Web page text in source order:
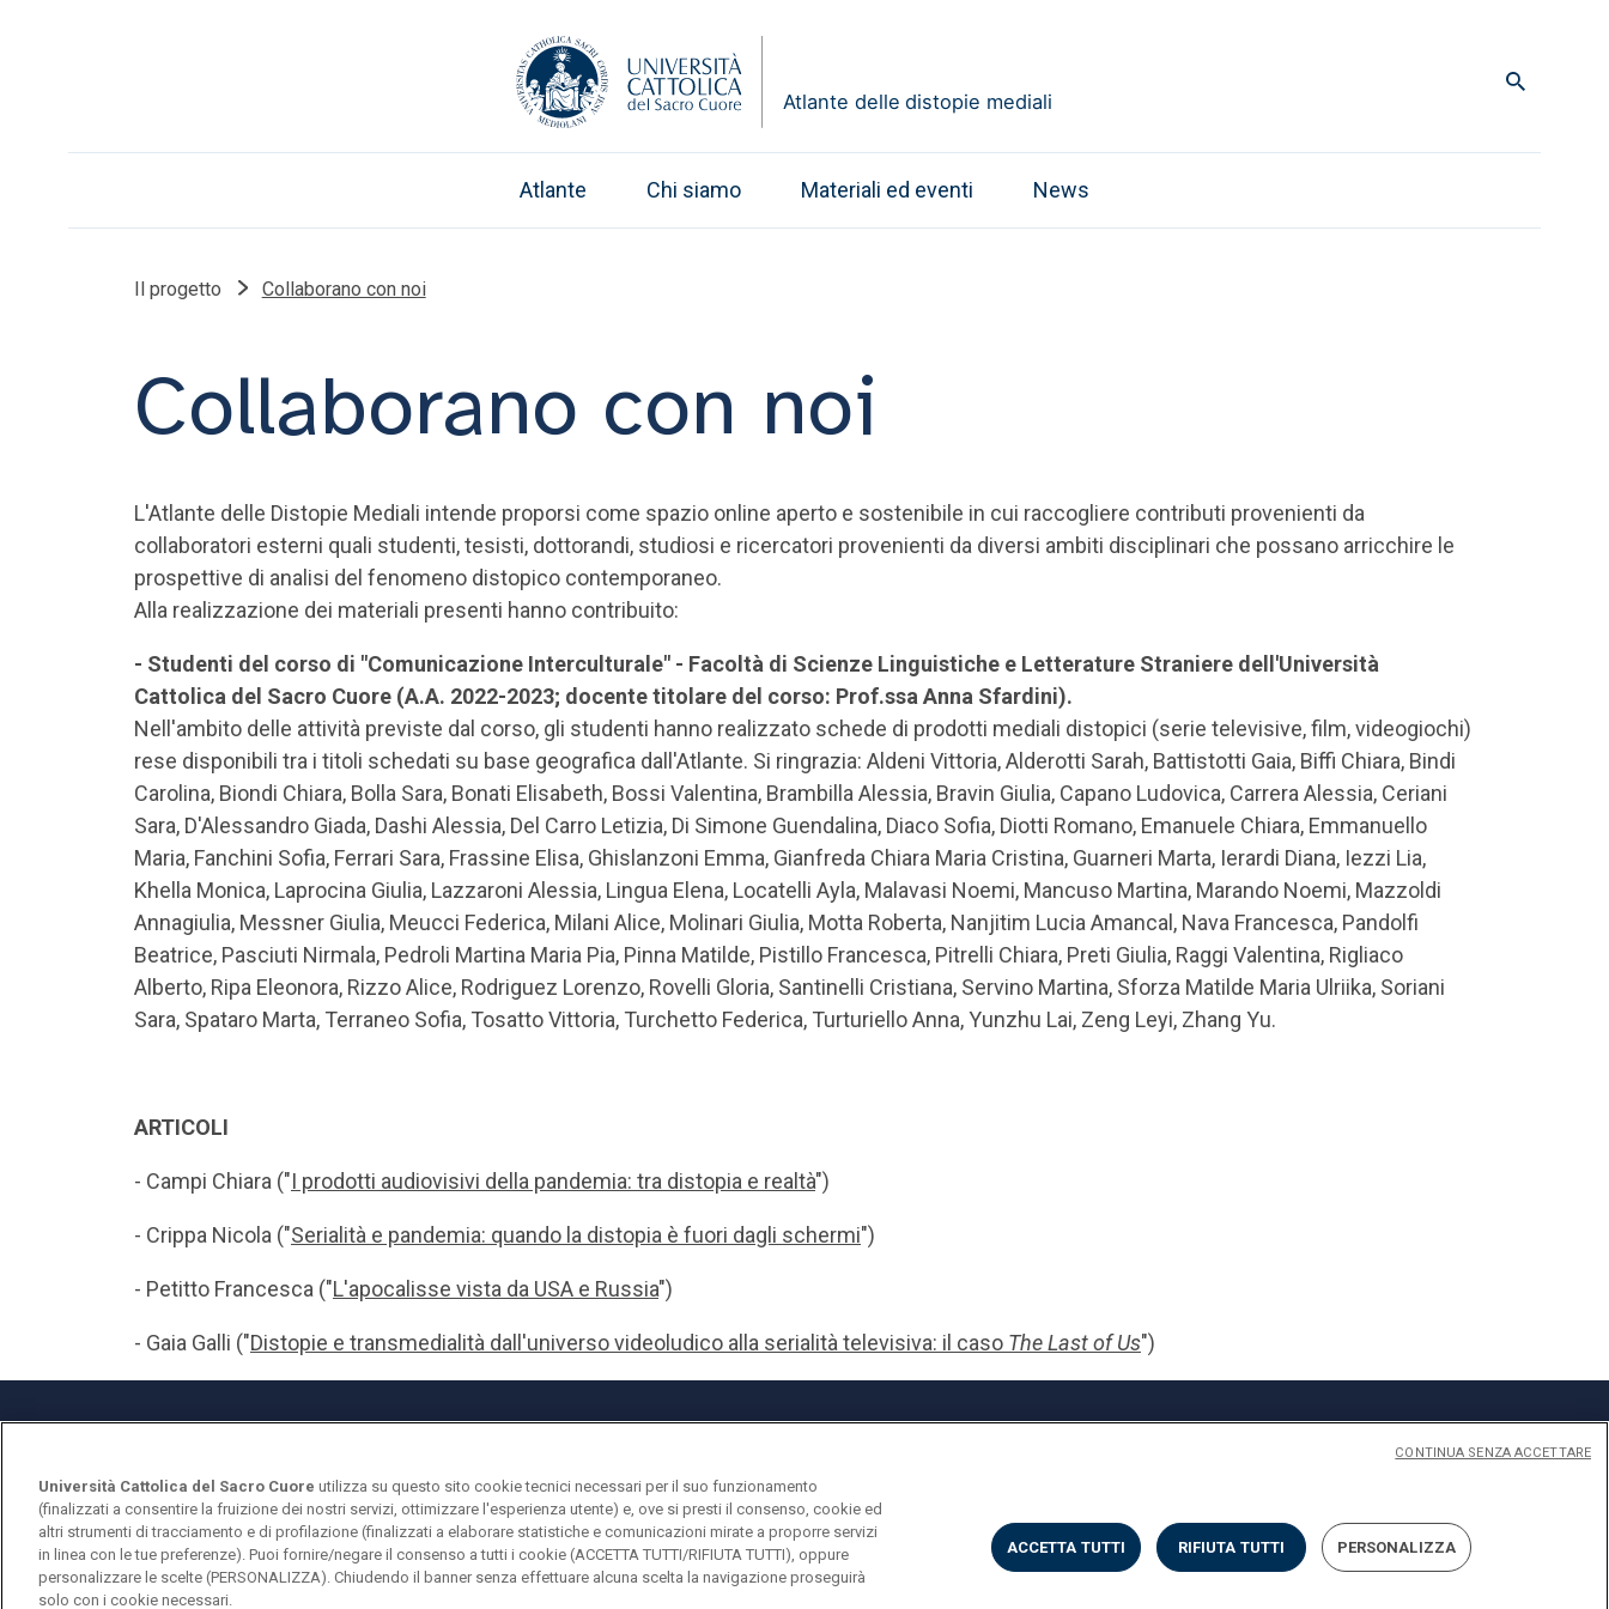
Atlante Chi siamo Materiali ed eventi News
Il progetto Collaborano con noi
Collaborano con noi
L'Atlante delle Distopie Mediali intende proporsi come spazio online aperto e sostenibile in cui raccogliere contributi provenienti da
collaboratori esterni quali studenti, tesisti, dottorandi, studiosi e ricercatori provenienti da diversi ambiti disciplinari che possano arricchire le
prospettive di analisi del fenomeno distopico contemporaneo.
Alla realizzazione dei materiali presenti hanno contribuito:
- Studenti del corso di "Comunicazione Interculturale" - Facoltà di Scienze Linguistiche e Letterature Straniere dell'Università
Cattolica del Sacro Cuore (A.A. 2022-2023; docente titolare del corso: Prof.ssa Anna Sfardini).
Nell'ambito delle attività previste dal corso, gli studenti hanno realizzato schede di prodotti mediali distopici (serie televisive, film, videogiochi)
rese disponibili tra i titoli schedati su base geografica dall'Atlante. Si ringrazia: Aldeni Vittoria, Alderotti Sarah, Battistotti Gaia, Biffi Chiara, Bindi
Carolina, Biondi Chiara, Bolla Sara, Bonati Elisabeth, Bossi Valentina, Brambilla Alessia, Bravin Giulia, Capano Ludovica, Carrera Alessia, Ceriani
Sara, D'Alessandro Giada, Dashi Alessia, Del Carro Letizia, Di Simone Guendalina, Diaco Sofia, Diotti Romano, Emanuele Chiara, Emmanuello
Maria, Fanchini Sofia, Ferrari Sara, Frassine Elisa, Ghislanzoni Emma, Gianfreda Chiara Maria Cristina, Guarneri Marta, Ierardi Diana, Iezzi Lia,
Khella Monica, Laprocina Giulia, Lazzaroni Alessia, Lingua Elena, Locatelli Ayla, Malavasi Noemi, Mancuso Martina, Marando Noemi, Mazzoldi
Annagiulia, Messner Giulia, Meucci Federica, Milani Alice, Molinari Giulia, Motta Roberta, Nanjitim Lucia Amancal, Nava Francesca, Pandolfi
Beatrice, Pasciuti Nirmala, Pedroli Martina Maria Pia, Pinna Matilde, Pistillo Francesca, Pitrelli Chiara, Preti Giulia, Raggi Valentina, Rigliaco
Alberto, Ripa Eleonora, Rizzo Alice, Rodriguez Lorenzo, Rovelli Gloria, Santinelli Cristiana, Servino Martina, Sforza Matilde Maria Ulriika, Soriani
Sara, Spataro Marta, Terraneo Sofia, Tosatto Vittoria, Turchetto Federica, Turturiello Anna, Yunzhu Lai, Zeng Leyi, Zhang Yu.
ARTICOLI
- Campi Chiara ("I prodotti audiovisivi della pandemia: tra distopia e realtà")
- Crippa Nicola ("Serialità e pandemia: quando la distopia è fuori dagli schermi")
- Petitto Francesca ("L'apocalisse vista da USA e Russia")
- Gaia Galli ("Distopie e transmedialità dall'universo videoludico alla serialità televisiva: il caso The Last of Us")
Università Cattolica del Sacro Cuore
Largo A. Gemelli, 1 - 20123 Milano
PrivacyCookiesImpostazione dei Cookies
Università Cattolica del Sacro Cuore utilizza su questo sito cookie tecnici necessari per il suo funzionamento
(finalizzati a consentire la fruizione dei nostri servizi, ottimizzare l'esperienza utente) e, ove si presti il consenso, cookie ed
altri strumenti di tracciamento e di profilazione (finalizzati a elaborare statistiche e comunicazioni mirate a proporre servizi
in linea con le tue preferenze). Puoi fornire/negare il consenso a tutti i cookie (ACCETTA TUTTI/RIFIUTA TUTTI), oppure
personalizzare le scelte (PERSONALIZZA). Chiudendo il banner senza effettuare alcuna scelta la navigazione proseguirà
solo con i cookie necessari.
ACCETTA TUTTI RIFIUTA TUTTI PERSONALIZZA
CONTINUA SENZA ACCETTARE